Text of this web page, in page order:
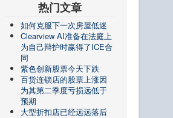
热门文章
如何克服下一次房屋低迷
Clearview AI准备在法庭上
为自己辩护时赢得了ICE合
同
紫色创新股票今天下跌
百货连锁店的股票上涨因
为其第二季度亏损远低于
预期
大型折扣店已经远远落后